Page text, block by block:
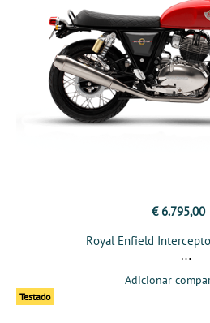
€ 6.795,00
Royal Enfield
Adicionar
Testado